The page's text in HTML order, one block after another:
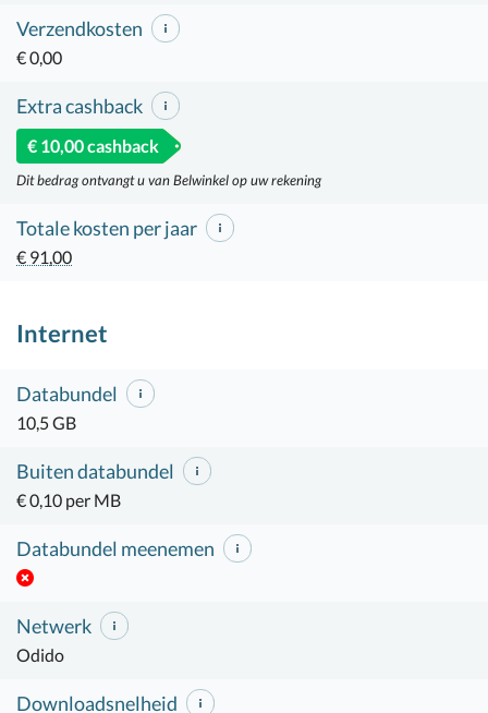
Verzendkosten
€ 0,00
Extra cashback
€ 10,00 cashback
Dit bedrag ontvangt u van Belwinkel op uw rekening
Totale kosten per jaar
€ 91,00
Internet
Databundel
10,5 GB
Buiten databundel
€ 0,10 per MB
Databundel meenemen
Netwerk
Odido
Downloadsnelheid